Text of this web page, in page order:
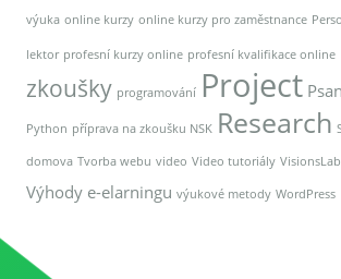
výuka online kurzy online kurzy pro zaměstnance
lektor profesní kurzy online profesní kvalifikace online
zkoušky programování Project
Python příprava na zkoušku NSK Research
domova Tvorba webu video Video tutoriály
Výhody e-elarningu výukové metody WordPress